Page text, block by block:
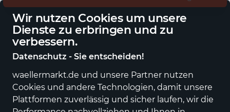
Wir nutzen Cookies um unsere
Dienste zu erbringen und zu
verbessern.
Datenschutz - Sie entscheiden!
waellermarkt.de und unsere Partner nutzen
Cookies und andere Technologien, damit unsere
Plattformen zuverlässig und sicher laufen, wir die
Deutschlandweite Lieferung
Alle Kategorien Neuheiten Angebote Sportartikel
Einkaufen im wällermarkt
Essen, Trinken &